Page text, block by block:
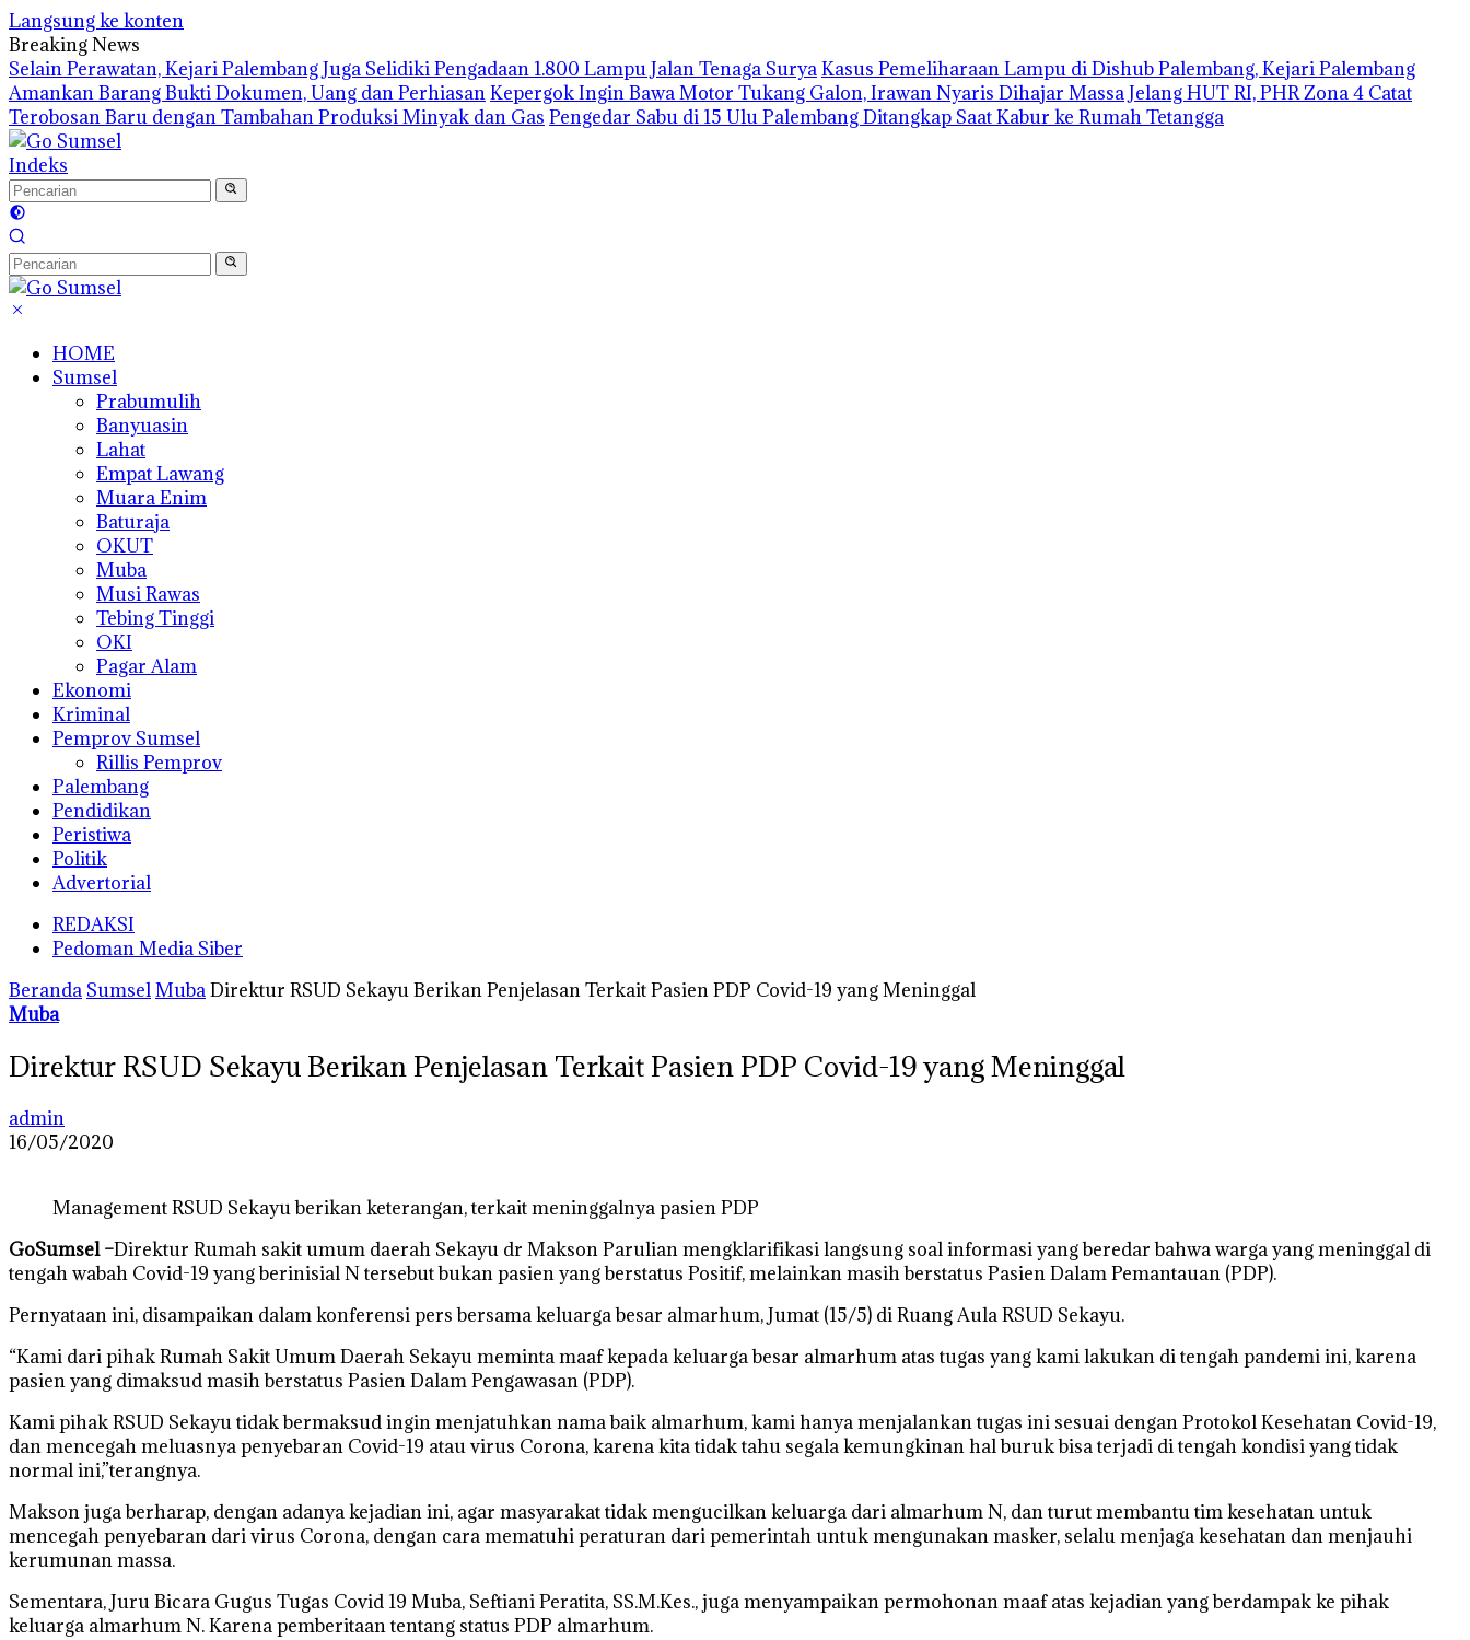
Langsung ke konten
Breaking News
Selain Perawatan, Kejari Palembang Juga Selidiki Pengadaan 1.800 Lampu Jalan Tenaga SuryaKasus Pemeliharaan Lampu di Dishub Palembang, Kejari Palembang
Amankan Barang Bukti Dokumen, Uang dan PerhiasanKepergok Ingin Bawa Motor Tukang Galon, Irawan Nyaris Dihajar MassaJelang HUT RI, PHR Zona 4 Catat
Terobosan Baru dengan Tambahan Produksi Minyak dan Gas Pengedar Sabu di 15 Ulu Palembang Ditangkap Saat Kabur ke Rumah Tetangga
Indeks
HOME
Sumsel
Prabumulih
Banyuasin
Lahat
Empat Lawang
Muara Enim
Baturaja
OKUT
Muba
Musi Rawas
Tebing Tinggi
OKI
Pagar Alam
Ekonomi
Kriminal
Pemprov Sumsel
Rillis Pemprov
Palembang
Pendidikan
Peristiwa
Politik
Advertorial
REDAKSI
Pedoman Media Siber
Beranda SumselMubaDirektur RSUD Sekayu Berikan Penjelasan Terkait Pasien PDP Covid-19 yang Meninggal
Muba
Direktur RSUD Sekayu Berikan Penjelasan Terkait Pasien PDP Covid-19 yang Meninggal
admin
16/05/2020
Management RSUD Sekayu berikan keterangan, terkait meninggalnya pasien PDP
GoSumsel –Direktur Rumah sakit umum daerah Sekayu dr Makson Parulian mengklarifikasi langsung soal informasi yang beredar bahwa warga yang meninggal di
tengah wabah Covid-19 yang berinisial N tersebut bukan pasien yang berstatus Positif, melainkan masih berstatus Pasien Dalam Pemantauan (PDP).
Pernyataan ini, disampaikan dalam konferensi pers bersama keluarga besar almarhum, Jumat (15/5) di Ruang Aula RSUD Sekayu.
“Kami dari pihak Rumah Sakit Umum Daerah Sekayu meminta maaf kepada keluarga besar almarhum atas tugas yang kami lakukan di tengah pandemi ini, karena
pasien yang dimaksud masih berstatus Pasien Dalam Pengawasan (PDP).
Kami pihak RSUD Sekayu tidak bermaksud ingin menjatuhkan nama baik almarhum, kami hanya menjalankan tugas ini sesuai dengan Protokol Kesehatan Covid-19,
dan mencegah meluasnya penyebaran Covid-19 atau virus Corona, karena kita tidak tahu segala kemungkinan hal buruk bisa terjadi di tengah kondisi yang tidak
normal ini,”terangnya.
Makson juga berharap, dengan adanya kejadian ini, agar masyarakat tidak mengucilkan keluarga dari almarhum N, dan turut membantu tim kesehatan untuk
mencegah penyebaran dari virus Corona, dengan cara mematuhi peraturan dari pemerintah untuk mengunakan masker, selalu menjaga kesehatan dan menjauhi
kerumunan massa.
Sementara, Juru Bicara Gugus Tugas Covid 19 Muba, Seftiani Peratita, SS.M.Kes., juga menyampaikan permohonan maaf atas kejadian yang berdampak ke pihak
keluarga almarhum N. Karena pemberitaan tentang status PDP almarhum.